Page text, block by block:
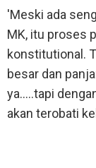
'Meski ada
MK, itu proses
konstitutional.
besar dan
ya.....tapi
akan terobati